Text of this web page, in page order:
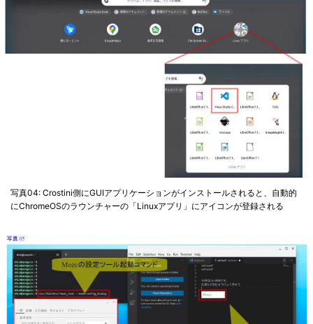
写真04: Crostini側にGUIアプリケーションがインストールされると、自動的
にChromeOSのラウンチャーの「Linuxアプリ」にアイコンが登録される